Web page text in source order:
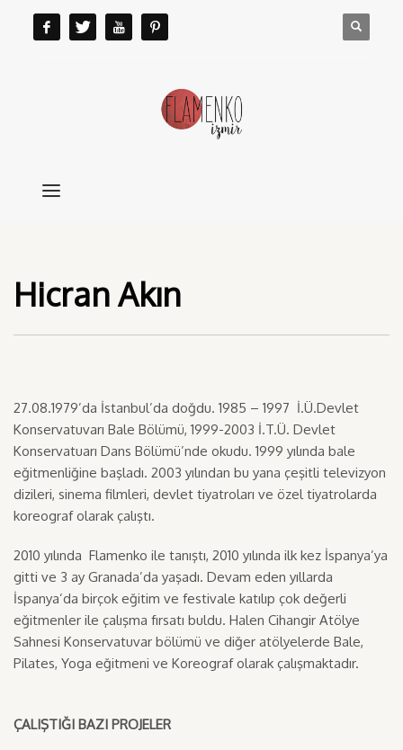
Hicran Akın
27.08.1979’da İstanbul’da doğdu. 1985 – 1997 İ.Ü.Devlet
Konservatuvarı Bale Bölümü, 1999-2003 İ.T.Ü. Devlet
Konservatuarı Dans Bölümü’nde okudu. 1999 yılında bale
eğitmenliğine başladı. 2003 yılından bu yana çeşitli televizyon
dizileri, sinema filmleri, devlet tiyatroları ve özel tiyatrolarda
koreograf olarak çalıştı.
2010 yılında Flamenko ile tanıştı, 2010 yılında ilk kez İspanya’ya
gitti ve 3 ay Granada’da yaşadı. Devam eden yıllarda
İspanya’da birçok eğitim ve festivale katılıp çok değerli
eğitmenler ile çalışma fırsatı buldu. Halen Cihangir Atölye
Sahnesi Konservatuvar bölümü ve diğer atölyelerde Bale,
Pilates, Yoga eğitmeni ve Koreograf olarak çalışmaktadır.
ÇALIŞTIĞI BAZI PROJELER